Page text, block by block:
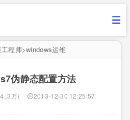
程师>windows运维
伪静态配置方法
万) 2013-12-30 12:25:57